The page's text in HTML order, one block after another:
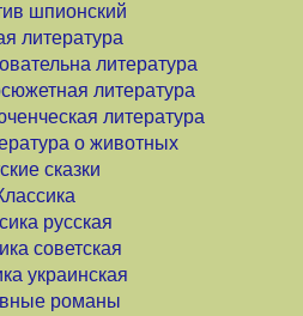
шпионский
литература
литература
литература
литература
о животных
сказки
русская
советская
украинская
романы